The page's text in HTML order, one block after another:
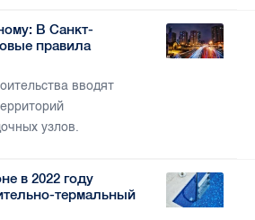
В Санкт-
правила
вводят
узлов.
в 2022 году
термальный